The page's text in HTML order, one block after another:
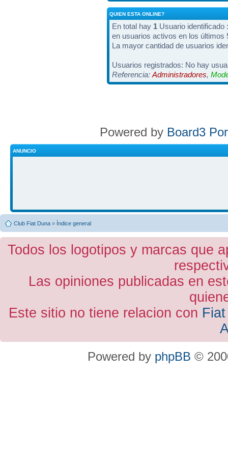
QUIEN ESTA ONLINE?
En total hay 1 Usuario identificado
en usuarios activos en los últimos
La mayor cantidad de usuarios
Usuarios registrados: No hay
Referencia: Administradores,
Powered by Board3
ANUNCIO
Club Fiat Duna » Índice general
Todos los logotipos y marcas que
Las opiniones publicadas en
Este sitio no tiene relacion con
Powered by phpBB ©